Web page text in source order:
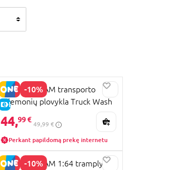
-10%
E-KAINA
MONSTER JAM transporto
priemonių plovykla Truck Wash
Playset, 6072014
44,99 €
49,99 €
Perkant papildomą prekę internetu
-10%
MONSTER JAM 1:64 tramplynas